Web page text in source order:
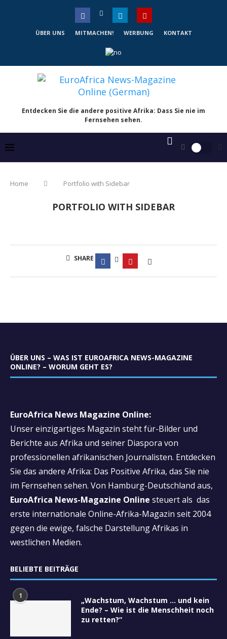
ÜBER UNS MITMACHEN! WERBUNG KONTAKT
Entdecken Sie die andere positive Afrika: Dass Sie nie im
Fernsehen sehen.
Home Portfolio with Sidebar
PORTFOLIO WITH SIDEBAR
SHARE
ÜBER UNS – WAS IST EUROAFRICA NEWS-MAGAZINE
ONLINE? – WORUM GEHT ES?
EuroAfrica News Magazine Online:
Unser einzigartiges Magazin steht für-Bilder und
Berichte aus Afrika und seiner Diaspora von
professionellen afrikanischen Journalisten. Entdecken
Sie das andere Afrika: Das Positive Afrika, das Sie nie
im Fernsehen sehen. Von Hamburg-Deutschland aus,
EuroAfrica News-Magazine Online steuert als das
erste internationale Online-Afrika-Magazin seit 2004
gegen die ewige, falsche Darstellung Afrikas in
westlichen Medien.
BELIEBTE BEITRÄGE
1
„Wachstum, Wachstum … und kein
Ende? – Wie ist die Menschheit noch
zu retten?“